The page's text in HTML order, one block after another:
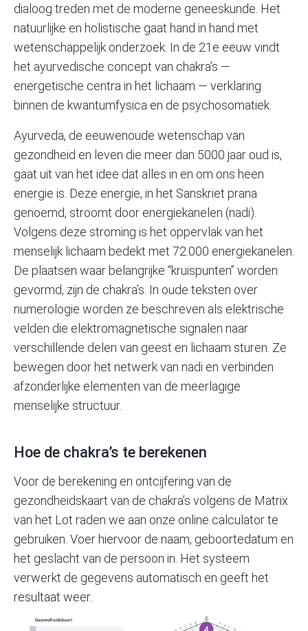
dialoog treden met de moderne geneeskunde. Het
natuurlijke en holistische gaat hand in hand met
wetenschappelijk onderzoek. In de 21e eeuw vindt
het ayurvedische concept van chakra’s —
energetische centra in het lichaam — verklaring
binnen de kwantumfysica en de psychosomatiek.
Ayurveda, de eeuwenoude wetenschap van
gezondheid en leven die meer dan 5000 jaar oud is,
gaat uit van het idee dat alles in en om ons heen
energie is. Deze energie, in het Sanskriet prana
genoemd, stroomt door energiekanelen (nadi).
Volgens deze stroming is het oppervlak van het
menselijk lichaam bedekt met 72.000 energiekanelen.
De plaatsen waar belangrijke “kruispunten” worden
gevormd, zijn de chakra’s. In oude teksten over
numerologie worden ze beschreven als elektrische
velden die elektromagnetische signalen naar
verschillende delen van geest en lichaam sturen. Ze
bewegen door het netwerk van nadi en verbinden
afzonderlijke elementen van de meerlagige
menselijke structuur.
Hoe de chakra’s te berekenen
Voor de berekening en ontcijfering van de
gezondheidskaart van de chakra’s volgens de Matrix
van het Lot raden we aan onze online calculatorte
gebruiken. Voer hiervoor de naam, geboortedatum en
het geslacht van de persoon in. Het systeem
verwerkt de gegevens automatisch en geeft het
resultaat weer.